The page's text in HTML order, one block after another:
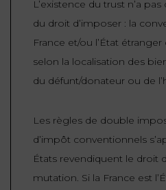
L’existence du trust n’a
du droit d’imposer : la
France et/ou l’État
selon la localisation des
du défunt/donateur ou de
Les règles de double
d’impôt conventionnels
États revendiquent le droit
mutation. Si la France est